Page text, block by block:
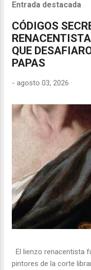
Entrada destacada
CÓDIGOS
QUE
PAPAS
- agosto 03, 2026
El lienzo renacentista
pintores de la corte